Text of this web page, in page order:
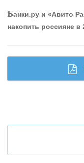
Что будет с
Банки.ру и «Авито
накопить россияне в